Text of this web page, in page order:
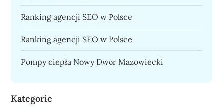
Ranking agencji SEO w Polsce
Ranking agencji SEO w Polsce
Pompy ciepła Nowy Dwór Mazowiecki
Kategorie